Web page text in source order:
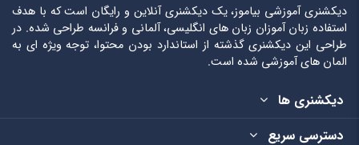
دیکشنری آموزشی بیاموز، یک دیکشنری آنلاین و رایگان است که با هدف
استفاده زبان آموزان زبان های انگلیسی، آلمانی و فرانسه طراحی شده. در
طراحی این دیکشنری گذشته از استاندارد بودن محتوا، توجه ویژه ای به
المان های آموزشی شده است.
دیکشنری ها
دسترسی سریع